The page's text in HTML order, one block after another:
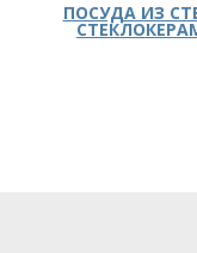
ПОСУДА ИЗ